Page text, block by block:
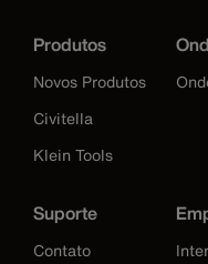
Produtos
Novos Produtos
Civitella
Klein Tools
Suporte
Contato